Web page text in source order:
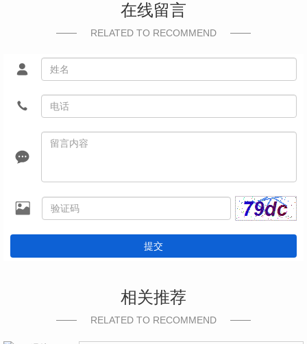
在线留言
RELATED TO RECOMMEND
提交
相关推荐
RELATED TO RECOMMEND